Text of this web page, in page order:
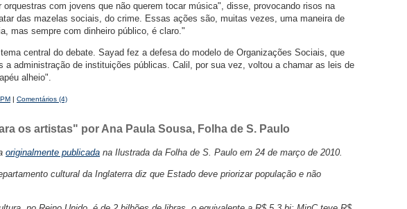
orquestras com jovens que não querem tocar música", disse, provocando risos na
das mazelas sociais, do crime. Essas ações são, muitas vezes, uma maneira de
mas sempre com dinheiro público, é claro."
central do debate. Sayad fez a defesa do modelo de Organizações Sociais, que
a administração de instituições públicas. Calil, por sua vez, voltou a chamar as leis de
alheio".
| Comentários (4)
os artistas" por Ana Paula Sousa, Folha de S. Paulo
originalmente publicada na Ilustrada da Folha de S. Paulo em 24 de março de 2010.
cultural da Inglaterra diz que Estado deve priorizar população e não